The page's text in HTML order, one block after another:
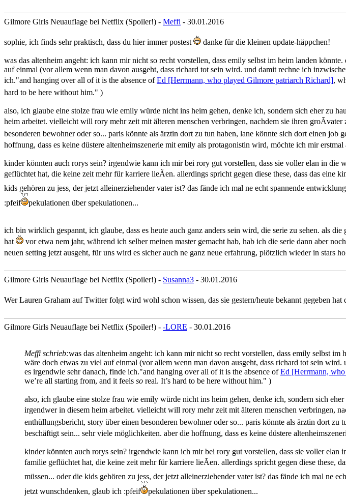
Gilmore Girls Neuauflage bei Netflix (Spoiler!) - Meffi - 30.01.2016
sophie, ich finds sehr praktisch, dass du hier immer postest danke für die kleinen update-häppchen!
was das altenheim angeht: ich kann mir nicht so recht vorstellen, dass emily selbst im heim landen
auf einmal (vor allem wenn man davon ausgeht, dass richard tot sein wird. und damit rechne ich
ich."and hanging over all of it is the absence ofEd [Herrmann, who played Gilmore patriarch Richard],
hard to be here without him." )
also, ich glaube eine stolze frau wie emily würde nicht ins heim gehen, denke ich, sondern sich eher zu
heim arbeitet. vielleicht will rory mehr zeit mit älteren menschen verbringen, nachdem sie ihren
besonderen bewohner oder so... paris könnte als ärztin dort zu tun haben, lane könnte sich dort einen
hoffnung, dass es keine düstere altenheimszenerie mit emily als protagonistin wird, möchte ich mir erstmal
kinder könnten auch rorys sein? irgendwie kann ich mir bei rory gut vorstellen, dass sie voller elan in
geflüchtet hat, die keine zeit mehr für karriere lieÃen. allerdings spricht gegen diese these, dass das
kids gehören zu jess, der jetzt alleinerziehender vater ist? das fände ich mal ne echt spannende
:pfeif
pekulationen über spekulationen...
ich bin wirklich gespannt, ich glaube, dass es heute auch ganz anders sein wird, die serie zu sehen. als
hat
vor etwa nem jahr, während ich selber meinen master gemacht hab, hab ich die serie dann aber
neuen setting jetzt ausgeht, für uns wird es sicher auch ne ganz neue erfahrung, plötzlich wieder in stars
Gilmore Girls Neuauflage bei Netflix (Spoiler!) - Susanna3 - 30.01.2016
Wer Lauren Graham auf Twitter folgt wird wohl schon wissen, das sie gestern/heute bekannt gegeben
Gilmore Girls Neuauflage bei Netflix (Spoiler!) - -LORE - 30.01.2016
Meffi schrieb:was das altenheim angeht: ich kann mir nicht so recht vorstellen, dass emily selbst
wäre doch etwas zu viel auf einmal (vor allem wenn man davon ausgeht, dass richard tot sein
es irgendwie sehr danach, finde ich."and hanging over all of it is the absence ofEd [Herrmann,
we’re all starting from, and it feels so real. It’s hard to be here without him." )
also, ich glaube eine stolze frau wie emily würde nicht ins heim gehen, denke ich, sondern sich
irgendwer in diesem heim arbeitet. vielleicht will rory mehr zeit mit älteren menschen verbringen,
enthüllungsbericht, story über einen besonderen bewohner oder so... paris könnte als ärztin dort
beschäftigt sein... sehr viele möglichkeiten. aber die hoffnung, dass es keine düstere
kinder könnten auch rorys sein? irgendwie kann ich mir bei rory gut vorstellen, dass sie voller
familie geflüchtet hat, die keine zeit mehr für karriere lieÃen. allerdings spricht gegen diese these,
müssen... oder die kids gehören zu jess, der jetzt alleinerziehender vater ist? das fände ich mal ne
jetzt wunschdenken, glaub ich :pfeif
pekulationen über spekulationen...